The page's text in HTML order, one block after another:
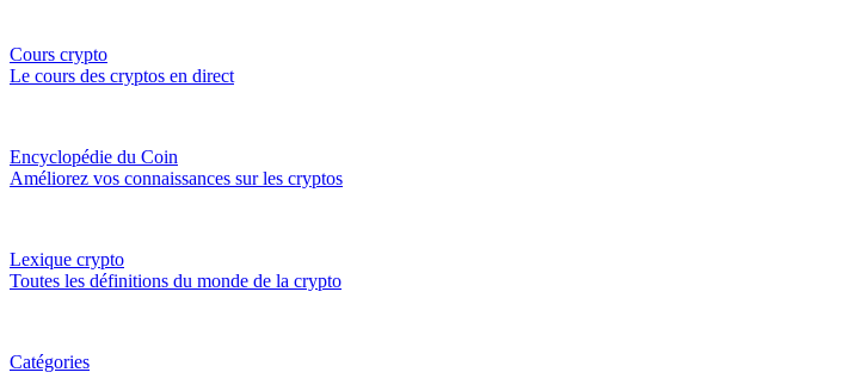
Cours crypto
Le cours des cryptos en direct
Encyclopédie du Coin
Améliorez vos connaissances sur les cryptos
Lexique crypto
Toutes les définitions du monde de la crypto
Catégories